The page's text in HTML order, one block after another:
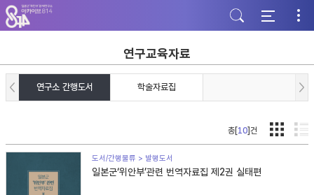
주
메
뉴
가
기
본
문
바
기
하
단
바
기
연구교육자료
연구소 간행도서 학술자료집
총[10]건
도서/간행물류 > 발행도서
일본군‘위안부’관련 번역자료집 제2권 실태편